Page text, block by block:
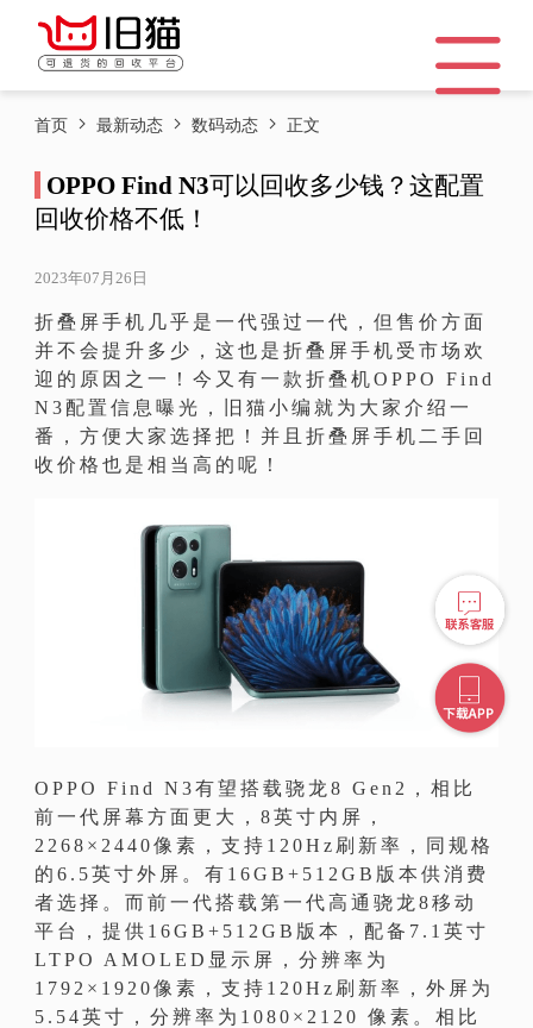
首页 最新动态 数码动态 正文
OPPO Find N3可以回收多少钱？这配置
回收价格不低！
2023年07月26日
折叠屏手机几乎是一代强过一代，但售价方面
并不会提升多少，这也是折叠屏手机受市场欢
迎的原因之一！今又有一款折叠机OPPO Find
N3配置信息曝光，旧猫小编就为大家介绍一
番，方便大家选择把！并且折叠屏手机二手回
收价格也是相当高的呢！
OPPO Find N3有望搭载骁龙8 Gen2，相比
前一代屏幕方面更大，8英寸内屏，
2268×2440像素，支持120Hz刷新率，同规格
的6.5英寸外屏。有16GB+512GB版本供消费
者选择。而前一代搭载第一代高通骁龙8移动
平台，提供16GB+512GB版本，配备7.1英寸
LTPO AMOLED显示屏，分辨率为
1792×1920像素，支持120Hz刷新率，外屏为
5.54英寸，分辨率为1080×2120 像素。相比